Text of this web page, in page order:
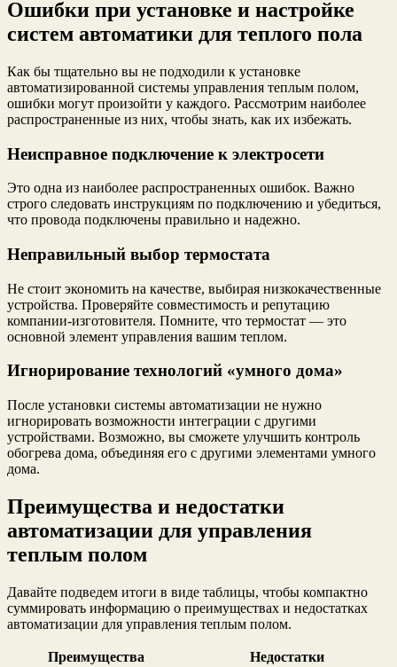
Ошибки при установке и настройке
систем автоматики для теплого пола
Как бы тщательно вы не подходили к установке
автоматизированной системы управления теплым полом,
ошибки могут произойти у каждого. Рассмотрим наиболее
распространенные из них, чтобы знать, как их избежать.
Неисправное подключение к электросети
Это одна из наиболее распространенных ошибок. Важно
строго следовать инструкциям по подключению и убедиться,
что провода подключены правильно и надежно.
Неправильный выбор термостата
Не стоит экономить на качестве, выбирая низкокачественные
устройства. Проверяйте совместимость и репутацию
компании-изготовителя. Помните, что термостат — это
основной элемент управления вашим теплом.
Игнорирование технологий «умного дома»
После установки системы автоматизации не нужно
игнорировать возможности интеграции с другими
устройствами. Возможно, вы сможете улучшить контроль
обогрева дома, объединяя его с другими элементами умного
дома.
Преимущества и недостатки
автоматизации для управления
теплым полом
Давайте подведем итоги в виде таблицы, чтобы компактно
суммировать информацию о преимуществах и недостатках
автоматизации для управления теплым полом.
Преимущества
Недостатки